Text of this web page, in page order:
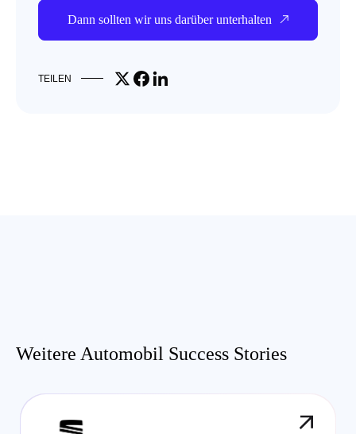
Dann sollten wir uns darüber unterhalten
TEILEN Share on X
Share on Facebook
Share on LinkedIn
Weitere Automobil Success Stories